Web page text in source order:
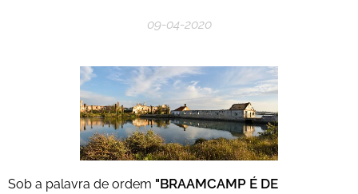
09-04-2020
Sob a palavra de ordem "BRAAMCAMP É DE